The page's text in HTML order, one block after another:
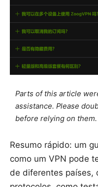
Parts of this article
assistance. Please
before relying on them.
Resumo rápido: um
como um VPN pode
de diferentes países,